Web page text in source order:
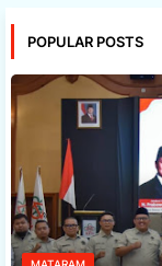
POPULAR POSTS